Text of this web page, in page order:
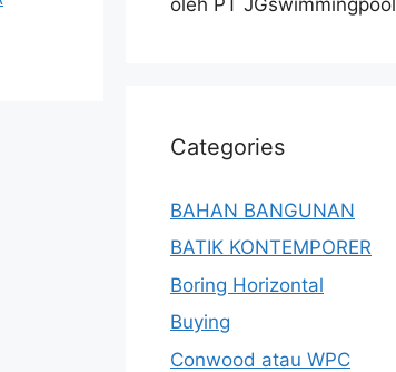
Categories
BAHAN BANGUNAN
BATIK KONTEMPORER
Boring Horizontal
Buying
Conwood atau WPC